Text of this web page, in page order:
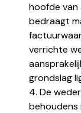
hoofde van
bedraagt
verrichte
grondslag
4. De
behoudens